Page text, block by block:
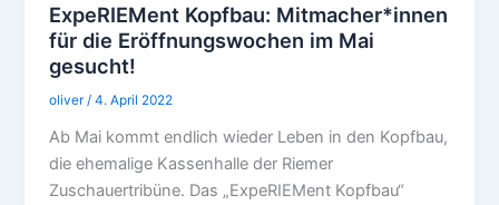
ExpeRIEMent Kopfbau: Mitmacher*innen
für die Eröffnungswochen im Mai
gesucht!
oliver/4. April 2022
Ab Mai kommt endlich wieder Leben in den Kopfbau,
die ehemalige Kassenhalle der Riemer
Zuschauertribüne. Das „ExpeRIEMent Kopfbau“